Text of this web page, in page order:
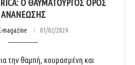
Ο ΘΑΥΜΑΤΟΥΡΓΟΣ ΟΡΟΣ
ΑΝΑΝΕΩΣΗΣ
magazine 01/02/2024
την θαμπή, κουρασμένη και